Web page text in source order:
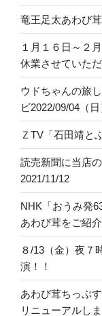
竜王足太あわび
１月１６日～２
休業させていた
ウドちゃんの旅
ビ2022/09/04（日
ＺTV「石田靖と
読売新聞に当店
2021/11/12
NHK「おうみ発
あわび茸をご紹
８/13（金）夜７
演！！
あわび茸ちっぷ
リニューアルしま